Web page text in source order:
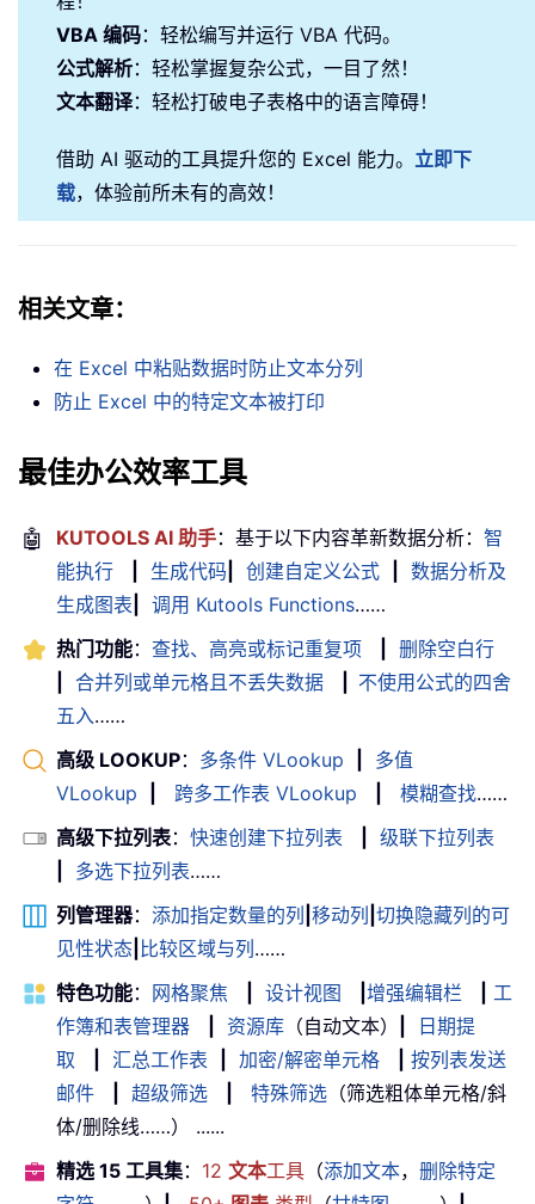
VBA 编码：轻松编写并运行 VBA 代码。
公式解析：轻松掌握复杂公式，一目了然！
文本翻译：轻松打破电子表格中的语言障碍！
借助 AI 驱动的工具提升您的 Excel 能力。 立即下
载，体验前所未有的高效！
相关文章：
在 Excel 中粘贴数据时防止文本分列
防止 Excel 中的特定文本被打印
最佳办公效率工具
🤖 KUTOOLS AI 助手：基于以下内容革新数据分析： 智
能执行
生成代码 创建自定义公式
数据分析及
生成图表
调用 Kutools Functions……
热门功能： 查找、高亮或标记重复项
删除空白行
合并列或单元格且不丢失数据
不使用公式的四舍
五入……
高级 LOOKUP： 多条件 VLookup
多值
VLookup
跨多工作表 VLookup 模糊查找……
高级下拉列表： 快速创建下拉列表
级联下拉列表
多选下拉列表……
列管理器： 添加指定数量的列 移动列 切换隐藏列的可
见性状态 比较区域与列……
特色功能： 网格聚焦 设计视图 增强编辑栏
工
作簿和表管理器
资源库 （自动文本）
日期提
取
汇总工作表 加密/解密单元格
按列表发送
邮件
超级筛选 特殊筛选 （筛选粗体单元格/斜
体/删除线……） ......
精选 15 工具集： 12 文本工具 （添加文本， 删除特定